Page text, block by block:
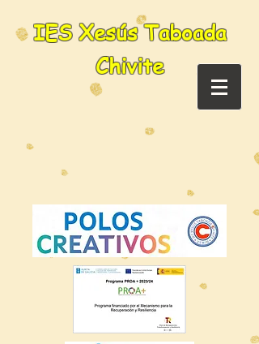
IES Xesús Taboada
Chivite